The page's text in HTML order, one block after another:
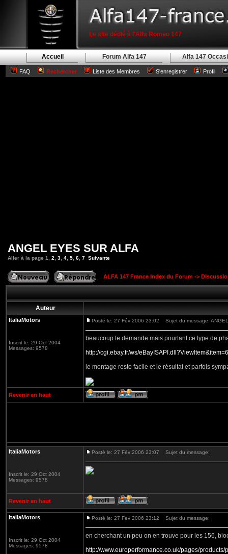
Le site dédié à l'Alfa Romeo 147
Accueil Forum Alfa 147 Alfa 147
FAQ Rechercher Liste des Membres S'enregistrer Profil
ANGEL EYES SUR ALFA
Aller à la page 1 2 3 4 5 6 7 Suivante
ALFA 147 France Index du Forum ->
Auteur
ItaliaMotors
Inscrit le: 29 Oct 2004
Messages: 9578
Posté le: 27 Fév 2006 23:02 Sujet du message:
beaucoup le demande mais pourtant ce type de
http://cgi.ebay.fr/ws/
le montage reste facile et le résultat et parfois
Revenir en haut
ItaliaMotors
Inscrit le: 29 Oct 2004
Messages: 9578
Posté le: 27 Fév 2006 23:07 Sujet du message:
Revenir en haut
ItaliaMotors
Inscrit le: 29 Oct 2004
Messages: 9578
Posté le: 27 Fév 2006 23:12 Sujet du message:
en cherchant un peu on en trouve pour les 156,
http://www.europerformance.co.uk/pages/